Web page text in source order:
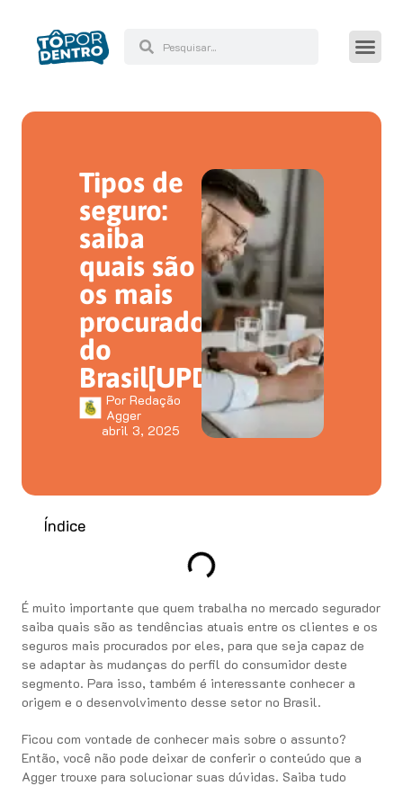
Tipos de
seguro:
saiba
quais são
os mais
procurados
do
Brasil[UPDATED]
Por Redação
Agger
abril 3, 2025
Índice
É muito importante que quem trabalha no mercado segurador
saiba quais são as tendências atuais entre os clientes e os
seguros mais procurados por eles, para que seja capaz de
se adaptar às mudanças do perfil do consumidor deste
segmento. Para isso, também é interessante conhecer a
origem e o desenvolvimento desse setor no Brasil.
Ficou com vontade de conhecer mais sobre o assunto?
Então, você não pode deixar de conferir o conteúdo que a
Agger trouxe para solucionar suas dúvidas. Saiba tudo